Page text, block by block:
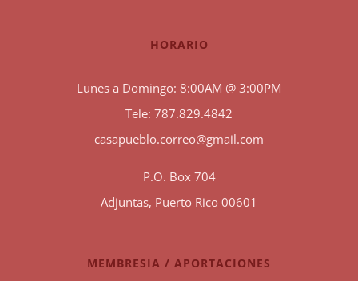
HORARIO
Lunes a Domingo: 8:00AM @ 3:00PM
Tele: 787.829.4842
casapueblo.correo@gmail.com
P.O. Box 704
Adjuntas, Puerto Rico 00601
MEMBRESIA / APORTACIONES